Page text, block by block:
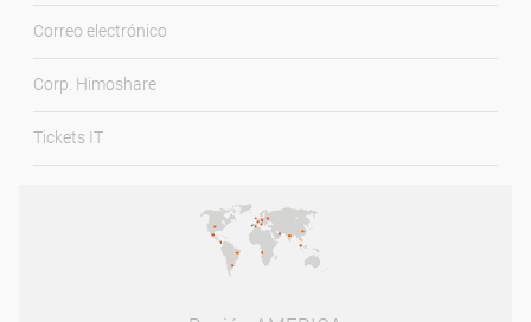
Correo electrónico
Corp. Himoshare
Tickets IT